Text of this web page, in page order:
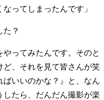
ってしまったんです」
？
やってみたんです。そのと
ど、それを見て皆さんが笑
ばいいのかな？』と、なん
したら、だんだん撮影が楽